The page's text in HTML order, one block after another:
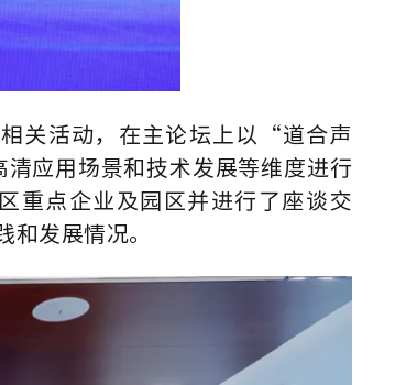
关活动，在主论坛上以“道合声
应用场景和技术发展等维度进行
重点企业及园区并进行了座谈交
和发展情况。